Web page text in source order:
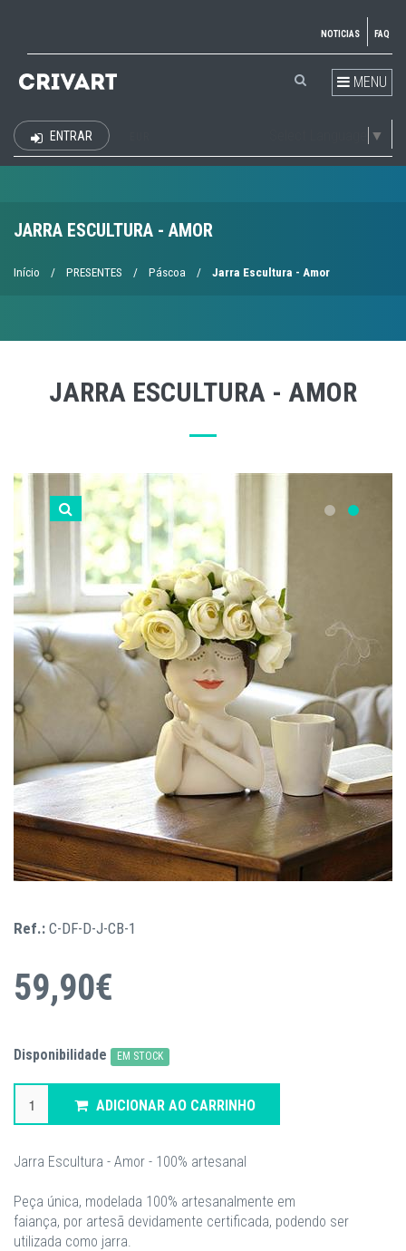
NOTICIAS FAQ
MENU
▼
ENTRAR
JARRA ESCULTURA - AMOR
Início / PRESENTES / Páscoa / Jarra Escultura - Amor
JARRA ESCULTURA - AMOR
Ref.: C-DF-D-J-CB-1
59,90€
Disponibilidade EM STOCK
ADICIONAR AO CARRINHO
Jarra Escultura - Amor - 100% artesanal
Peça única, modelada 100% artesanalmente em
faiança, por artesã devidamente certificada, podendo ser
utilizada como jarra.